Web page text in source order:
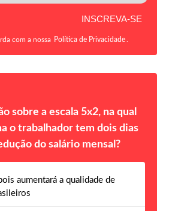
com a nossa Política de Privacidade
sobre a escala 5x2, na qual
o trabalhador tem dois dias
do salário mensal?
aumentará a qualidade de